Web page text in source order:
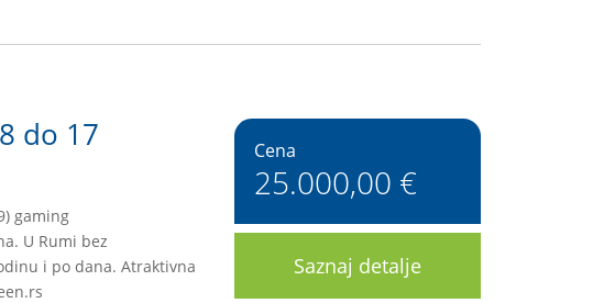
do 17
gaming
U Rumi bez
i po dana. Atraktivna
Cena
25.000,00 €
Saznaj detalje